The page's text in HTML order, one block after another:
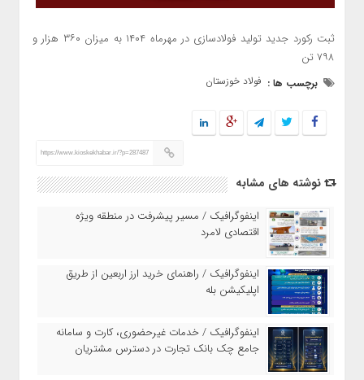
ثبت رکورد جدید تولید فولادسازی در مهرماه ۱۴۰۴ به میزان ۳۶۰ هزار و
۷۹۸ تن
برچسب ها : فولاد خوزستان
https://www.kioskekhabar.ir/?p=287487
نوشته های مشابه
اینفوگرافیک / مسیر پیشرفت در منطقه ویژه
اقتصادی لامرد
اینفوگرافیک / راهنمای خرید ارز اربعین از طریق
اپلیکیشن بله
اینفوگرافیک / خدمات غیرحضوری، کارت و سامانه
جامع چک بانک تجارت در دسترس مشتریان